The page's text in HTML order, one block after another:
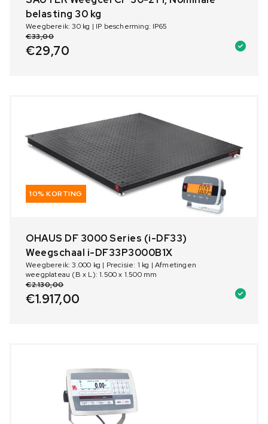
belasting 30 kg
Weegbereik: 30 kg | IP bescherming: IP65
€33,00
€29,70
10% KORTING
OHAUS DF 3000 Series (i-DF33)
Weegschaal i-DF33P3000B1X
Weegbereik: 3.000 kg | Precisie: 1 kg | Afmetingen
weegplateau (B x L): 1.500 x 1.500 mm
€2.130,00
€1.917,00